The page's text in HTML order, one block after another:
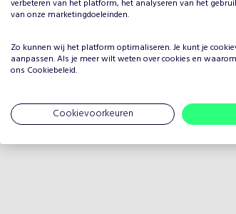
verbeteren van het platform, het analyseren van het
van onze marketingdoeleinden.
Zo kunnen wij het platform optimaliseren. Je kunt je
aanpassen. Als je meer wilt weten over cookies en
ons Cookiebeleid.
Cookievoorkeuren